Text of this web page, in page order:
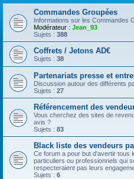
Commandes Groupées
Informations sur les Commandes
Modérateur : Jean_93
Sujets : 388
Coffrets / Jetons AD€
Sujets : 38
Partenariats presse et
Discussion autour des différents
Sujets : 27
Référencement des
Vous cherchez des sites de
avis ?
Sujets : 83
Black liste des vendeurs
Ce forum a pour but d'avertir tous
particuliers ou professionnels qui
respecteraient pas leurs
Sujets : 6